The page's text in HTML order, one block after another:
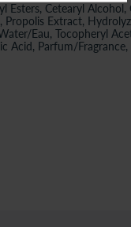
Cetearyl Alcohol,
Extract,
Eau, Tocopheryl
Acid, Parfum/